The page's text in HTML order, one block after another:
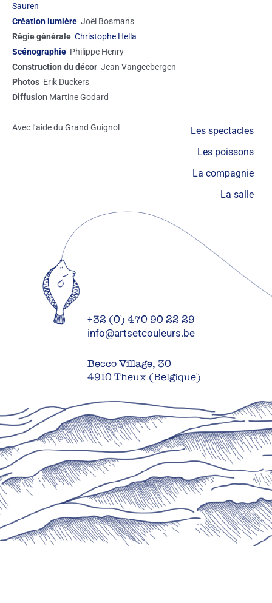
Sauren
Création lumière Joël Bosmans
Régie générale Christophe Hella
Scénographie Philippe Henry
Construction du décor Jean Vangeebergen
Photos Erik Duckers
Diffusion Martine Godard
Avec l’aide du Grand Guignol
Les spectacles
Les poissons
La compagnie
La salle
+32 (0) 470 90 22 29
info@artsetcouleurs.be
Becco Village, 30
4910 Theux (Belgique)